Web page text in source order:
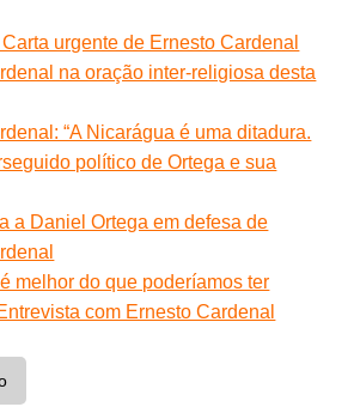
urgente de Ernesto Cardenal
na oração inter-religiosa desta
“A Nicarágua é uma ditadura.
político de Ortega e sua
a Daniel Ortega em defesa de
melhor do que poderíamos ter
com Ernesto Cardenal